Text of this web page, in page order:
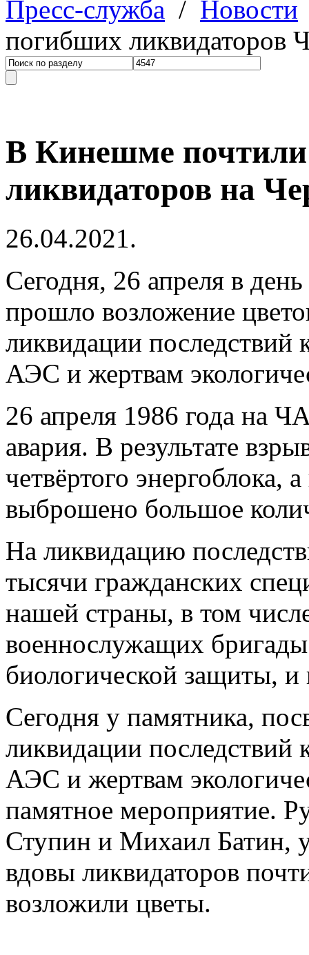
Пресс-служба / Новости
погибших ликвидаторов
В Кинешме
ликвидаторов на
26.04.2021.
Сегодня, 26 апреля в
прошло возложение
ликвидации последствий
АЭС и жертвам
26 апреля 1986 года на
авария. В результате
четвёртого
выброшено большое
На ликвидацию
тысячи гражданских
нашей страны, в том
военнослужащих
биологической защиты, и
Сегодня у памятника,
ликвидации последствий
АЭС и жертвам
памятное мероприятие.
Ступин и Михаил Батин,
вдовы ликвидаторов
возложили цветы.